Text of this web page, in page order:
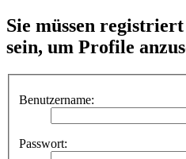
Sie müssen
sein, um Profile
Benutzername:
Passwort: